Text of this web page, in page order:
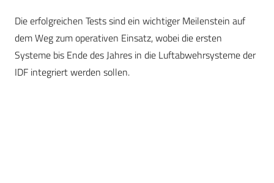
Die erfolgreichen Tests sind ein wichtiger Meilenstein auf
dem Weg zum operativen Einsatz, wobei die ersten
Systeme bis Ende des Jahres in die Luftabwehrsysteme der
IDF integriert werden sollen.